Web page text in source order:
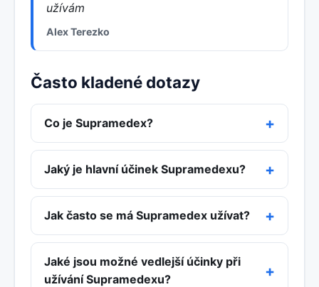
užívám
Alex Terezko
Často kladené dotazy
Co je Supramedex?
Jaký je hlavní účinek Supramedexu?
Jak často se má Supramedex užívat?
Jaké jsou možné vedlejší účinky při
užívání Supramedexu?